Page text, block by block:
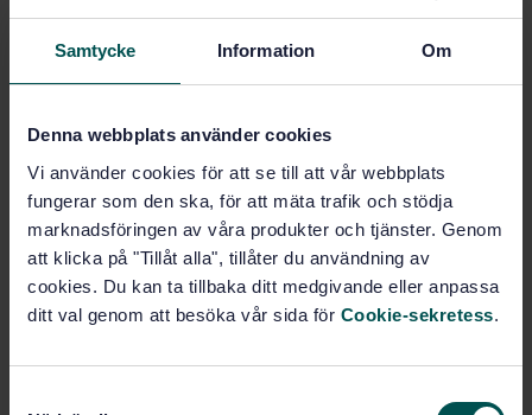
Samtycke Information Om
Denna webbplats använder cookies
Vi använder cookies för att se till att vår webbplats
fungerar som den ska, för att mäta trafik och stödja
marknadsföringen av våra produkter och tjänster. Genom
att klicka på "Tillåt alla", tillåter du användning av
cookies. Du kan ta tillbaka ditt medgivande eller anpassa
ditt val genom att besöka vår sida för Cookie-sekretess.
Pris:687 SEK
PDF
Lägg i varukorgen
Produktinformation
Engelska
Framtagen av:
Rörledningsprodukter och
ventiler, SIS/TK 118
Internationell titel:Fittings for piping -